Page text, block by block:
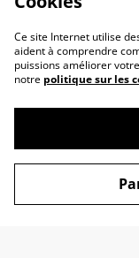
Ce site Internet utilise
aident à comprendre
puissions améliorer
notre politique sur les